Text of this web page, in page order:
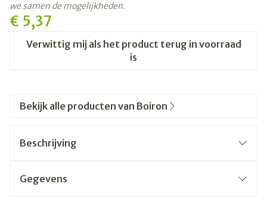
€ 5,37
Verwittig mij als het product terug in voorraad
is
we samen de mogelijkheden.
Bekijk alle producten van Boiron
Beschrijving
Gegevens